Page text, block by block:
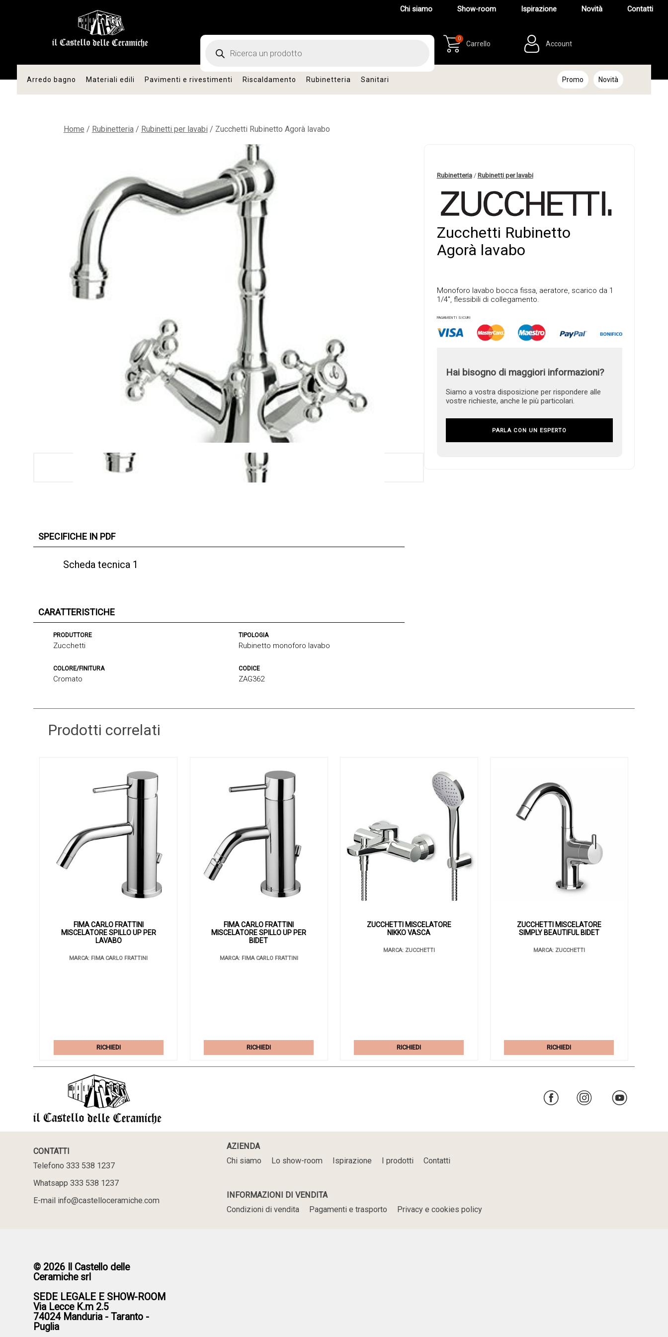
Carrello
0
Account
Chi siamo Show-room Ispirazione Novità Contatti
Promo Novità
Arredo bagno Materiali edili Pavimenti e rivestimenti Riscaldamento Rubinetteria Sanitari
Home / Rubinetteria/ Rubinetti per lavabi / Zucchetti Rubinetto Agorà lavabo
Rubinetteria/ Rubinetti per lavabi
Zucchetti Rubinetto
Agorà lavabo
Monoforo lavabo bocca fissa, aeratore, scarico da 1
1/4″, flessibili di collegamento.
PAGAMENTI SICURI
Hai bisogno di maggiori informazioni?
Siamo a vostra disposizione per rispondere alle
vostre richieste, anche le più particolari.
PARLA CON UN ESPERTO
SPECIFICHE IN PDF
Scheda tecnica 1
CARATTERISTICHE
PRODUTTORE
Zucchetti
TIPOLOGIA
Rubinetto monoforo lavabo
COLORE/FINITURA
Cromato
CODICE
ZAG362
Prodotti correlati
FIMA CARLO FRATTINI
MISCELATORE SPILLO UP PER
LAVABO
MARCA: FIMA CARLO FRATTINI
RICHIEDI
FIMA CARLO FRATTINI
MISCELATORE SPILLO UP PER
BIDET
MARCA: FIMA CARLO FRATTINI
RICHIEDI
ZUCCHETTI MISCELATORE
NIKKO VASCA
MARCA: ZUCCHETTI
RICHIEDI
ZUCCHETTI MISCELATORE
SIMPLY BEAUTIFUL BIDET
MARCA: ZUCCHETTI
RICHIEDI
CONTATTI
Telefono 333 538 1237
Whatsapp 333 538 1237
E-mail info@castelloceramiche.com
AZIENDA
Chi siamo
Lo show-room Ispirazione I prodotti Contatti
INFORMAZIONI DI VENDITA
Condizioni di vendita
Pagamenti e trasporto Privacy e cookies policy
© 2026 Il Castello delle
Ceramiche srl
SEDE LEGALE E SHOW-ROOM
Via Lecce K.m 2.5
74024 Manduria - Taranto -
Puglia